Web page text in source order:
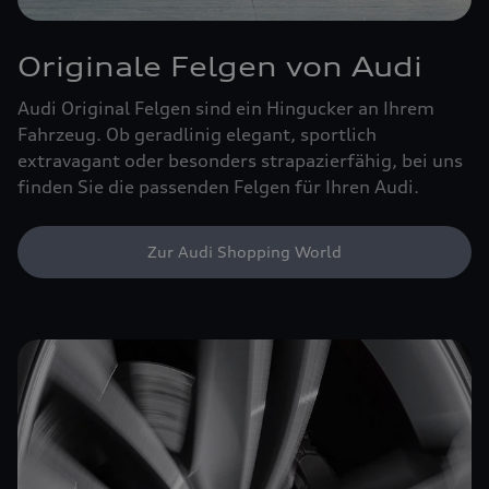
Originale Felgen von Audi
Audi Original Felgen sind ein Hingucker an Ihrem
Fahrzeug. Ob geradlinig elegant, sportlich
extravagant oder besonders strapazierfähig, bei uns
finden Sie die passenden Felgen für Ihren Audi.
Zur Audi Shopping World